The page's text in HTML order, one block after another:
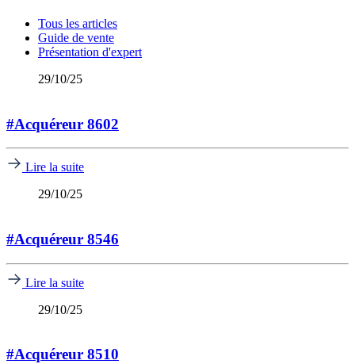
Tous les articles
Guide de vente
Présentation d'expert
29/10/25
#Acquéreur 8602
Lire la suite
29/10/25
#Acquéreur 8546
Lire la suite
29/10/25
#Acquéreur 8510